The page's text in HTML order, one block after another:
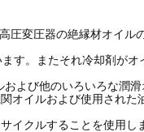
変圧器の絶縁材オイ
す。またそれ冷却剤が
よび他のいろいろな潤
オイルおよび使用され
イクルすることを使用し